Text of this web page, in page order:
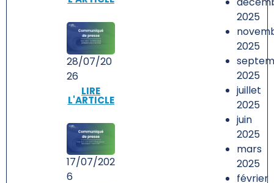
28/07/20
26
LIRE
L'ARTICLE
17/07/202
6
2025
2025
2025
juillet
2025
juin
2025
mars
2025
février